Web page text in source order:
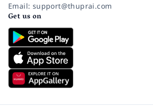
Email: support@thuprai.com
Get us on